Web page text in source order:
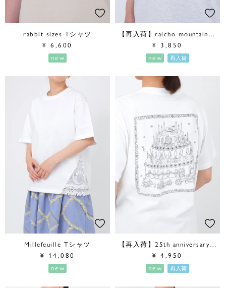
rabbit sizes Tシャツ
¥ 6,600
new
【再入荷】raicho mountain Tシャツ
¥ 3,850
new
再入荷
Millefeuille Tシャツ
¥ 14,080
new
【再入荷】25th anniversary Tシャツ
¥ 4,950
new
再入荷